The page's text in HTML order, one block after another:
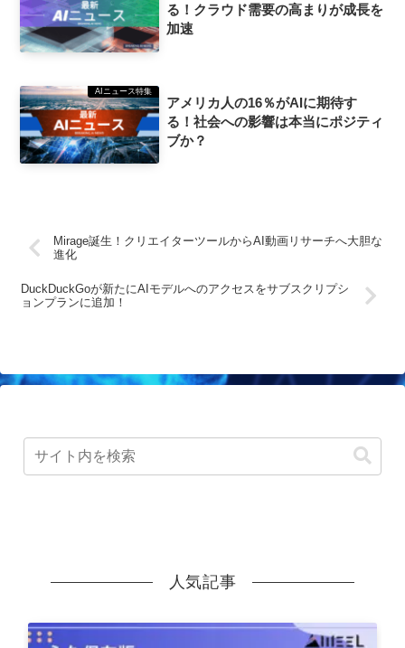
る！クラウド需要の高まりが成長を
加速
AIニュース特集
アメリカ人の16％がAIに期待す
る！社会への影響は本当にポジティ
ブか？
Mirage誕生！クリエイターツールからAI動画リサーチへ大胆な
進化
DuckDuckGoが新たにAIモデルへのアクセスをサブスクリプシ
ョンプランに追加！
人気記事